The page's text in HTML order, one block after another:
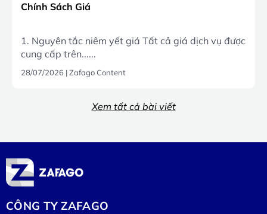
Chính Sách Giá
1. Nguyên tắc niêm yết giá Tất cả giá dịch vụ được
cung cấp trên......
28/07/2026 |Zafago Content
Xem tất cả bài viết
CÔNG TY ZAFAGO